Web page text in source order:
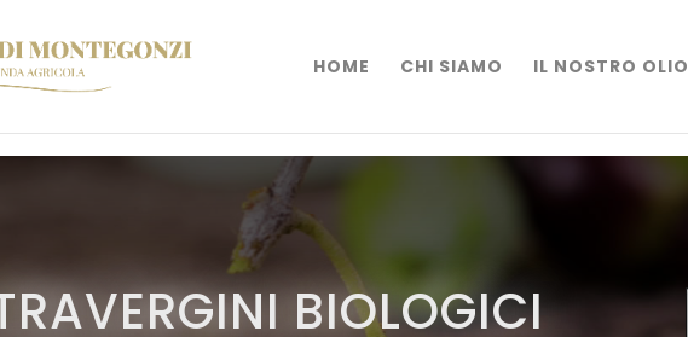
HOME CHI SIAMO IL NOSTRO OLIO
BIOLOGICI